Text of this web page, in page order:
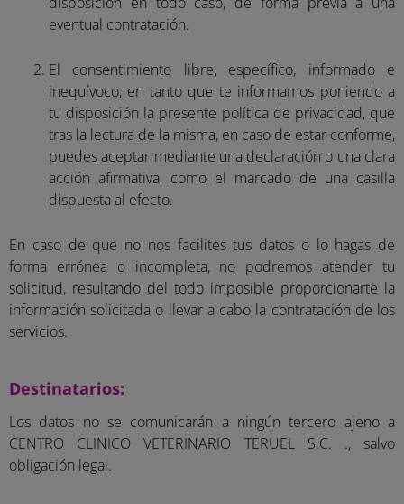
eventual contratación.
El consentimiento libre, específico, informado e
inequívoco, en tanto que te informamos poniendo a
tu disposición la presente política de privacidad, que
tras la lectura de la misma, en caso de estar conforme,
puedes aceptar mediante una declaración o una clara
acción afirmativa, como el marcado de una casilla
dispuesta al efecto.
En caso de que no nos facilites tus datos o lo hagas de
forma errónea o incompleta, no podremos atender tu
solicitud, resultando del todo imposible proporcionarte la
información solicitada o llevar a cabo la contratación de los
servicios.
Destinatarios:
Los datos no se comunicarán a ningún tercero ajeno a
CENTRO CLINICO VETERINARIO TERUEL S.C. ., salvo
obligación legal.